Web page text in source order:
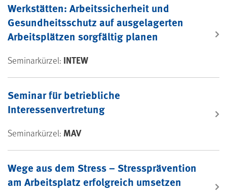
Werkstätten: Arbeitssicherheit und
Gesundheitsschutz auf ausgelagerten
Arbeitsplätzen sorgfältig planen
Seminarkürzel: INTEW
Seminar für betriebliche
Interessenvertretung
Seminarkürzel: MAV
Wege aus dem Stress – Stressprävention
am Arbeitsplatz erfolgreich umsetzen